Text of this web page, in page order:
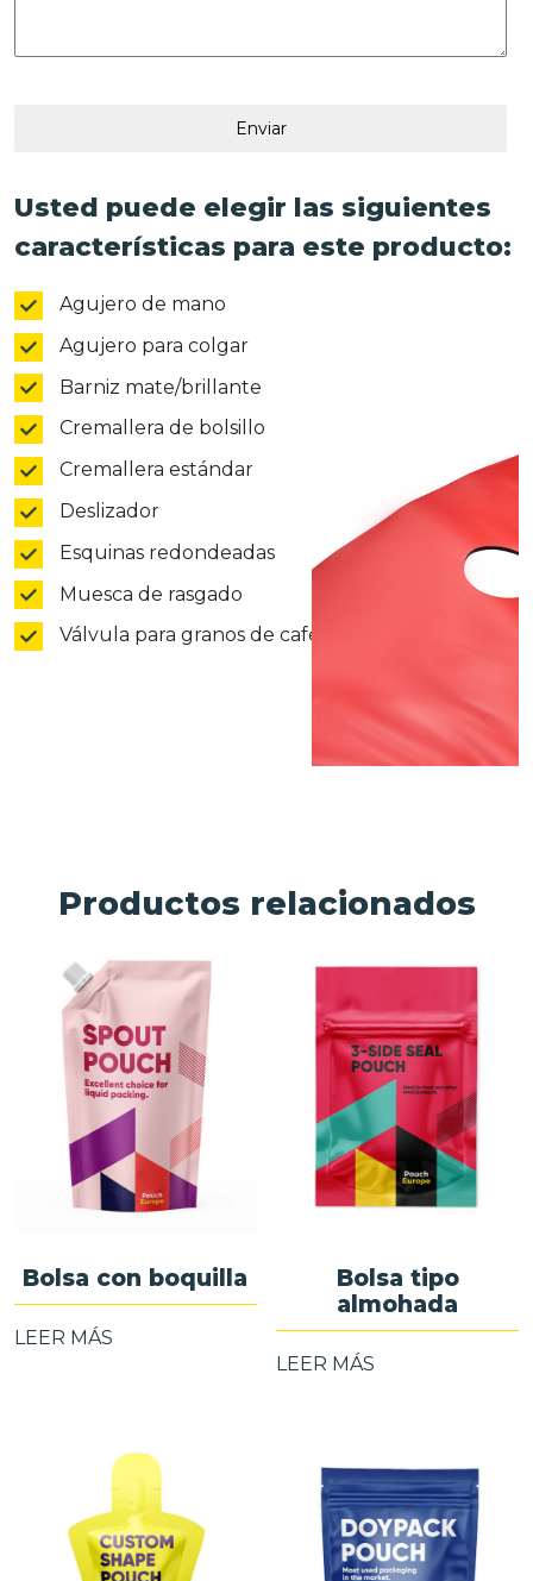
Enviar
Usted puede elegir las siguientes
características para este producto:
Agujero de mano
Agujero para colgar
Barniz mate/brillante
Cremallera de bolsillo
Cremallera estándar
Deslizador
Esquinas redondeadas
Muesca de rasgado
Válvula para granos de café
Productos relacionados
Bolsa con boquilla
LEER MÁS
Bolsa tipo
almohada
LEER MÁS